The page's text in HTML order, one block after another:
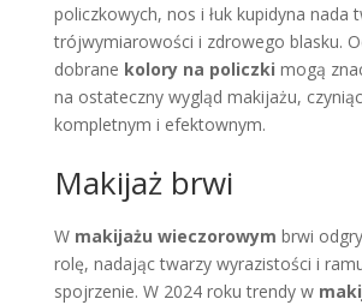
policzkowych, nos i łuk kupidyna nada
trójwymiarowości i zdrowego blasku.
dobrane kolory na policzki mogą
na ostateczny wygląd makijażu,
kompletnym i efektownym.
Makijaż brwi
W makijażu wieczorowym brwi
rolę, nadając twarzy wyrazistości i
spojrzenie. W 2024 roku trendy w